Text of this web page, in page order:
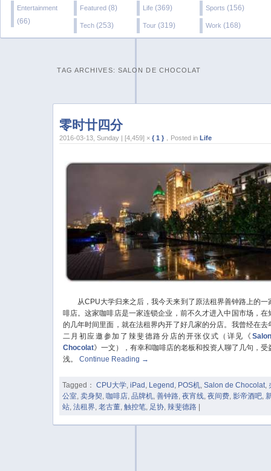
Entertainment
(66)
Featured (8) Life (369) Sports (156)
Tech (253) Tour (319) Work (168)
TAG ARCHIVES: SALON DE CHOCOLAT
零时廿四分
2016-03-13, Sunday | [4,459] ×{ 1 } ，Posted inLife
从CPU大学归来之后，我今天来到了原法租界善钟路上的一
啡店。这家咖啡店是一家连锁企业，前不久才进入中国市场，在
的几年时间里面，就在法租界内开了好几家的分店。我曾经在去
二月初应邀参加了辣斐德路分店的开张仪式（详见《
Chocolat》一文），有幸和咖啡店的老板和投资人聊了几句，受
浅。
Continue Reading →
Tagged： CPU大学,iPad , Legend , POS机,Salon de Chocolat,
公室,卖身契,咖啡店,品牌机,善钟路,夜宵线,夜间费,影帝酒吧,
站,法租界,老古董,触控笔, 足协,辣斐德路